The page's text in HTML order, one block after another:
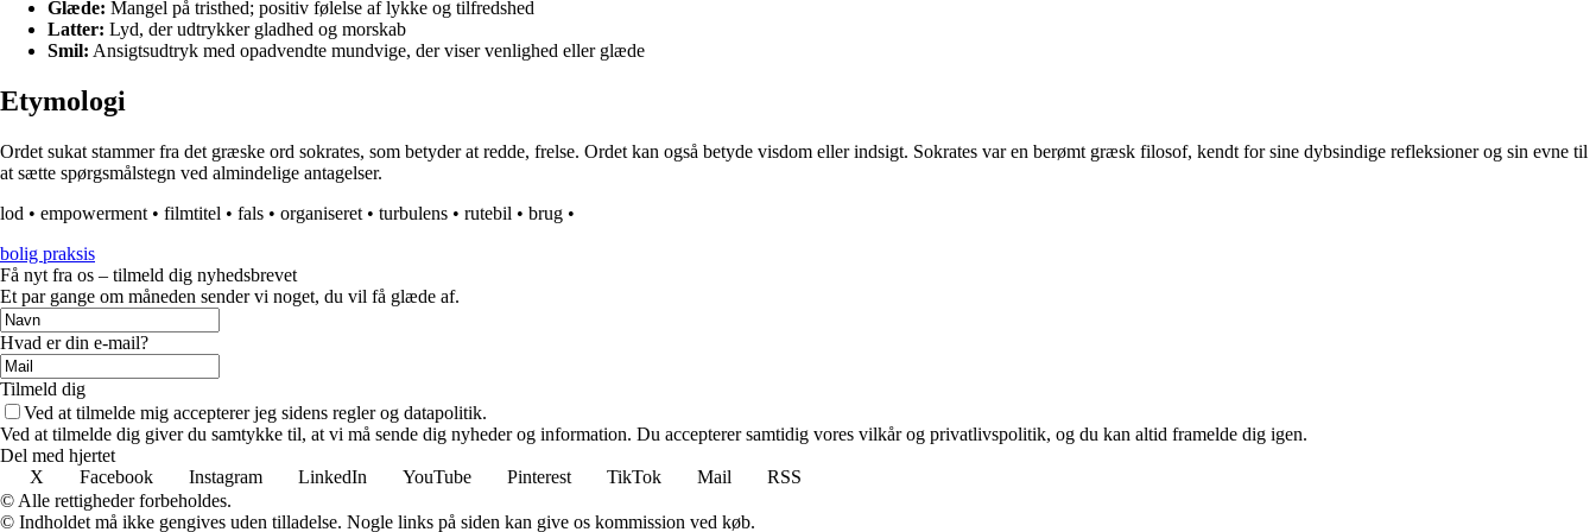
Glæde: Mangel på tristhed; positiv følelse af lykke og tilfredshed
Latter: Lyd, der udtrykker gladhed og morskab
Smil: Ansigtsudtryk med opadvendte mundvige, der viser venlighed eller glæde
Etymologi
Ordet sukat stammer fra det græske ord sokrates, som betyder at redde, frelse. Ordet kan også betyde visdom eller indsigt. Sokrates var en berømt græsk filosof, kendt for sine dybsindige refleksioner og sin evne til
at sætte spørgsmålstegn ved almindelige antagelser.
lod • empowerment • filmtitel • fals • organiseret • turbulens • rutebil • brug •
bolig praksis
Få nyt fra os – tilmeld dig nyhedsbrevet
Et par gange om måneden sender vi noget, du vil få glæde af.
Hvad er din e-mail?
Tilmeld dig
Ved at tilmelde mig accepterer jeg sidens regler og datapolitik.
Ved at tilmelde dig giver du samtykke til, at vi må sende dig nyheder og information. Du accepterer samtidig vores vilkår og privatlivspolitik, og du kan altid framelde dig igen.
Del med hjertet
X
Facebook Instagram LinkedIn YouTube Pinterest TikTok Mail
RSS
© Alle rettigheder forbeholdes.
© Indholdet må ikke gengives uden tilladelse. Nogle links på siden kan give os kommission ved køb.